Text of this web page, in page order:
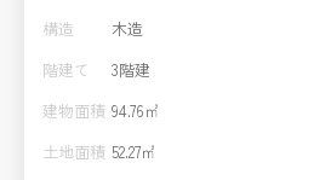
構造
木造
階建て
3階建
建物面積 94.76㎡
土地面積 52.27㎡